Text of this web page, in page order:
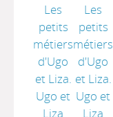
Les
petits
métiers
d'Ugo
et Liza.
Ugo et
Liza
Les
petits
métiers
d'Ugo
et Liza.
Ugo et
Liza